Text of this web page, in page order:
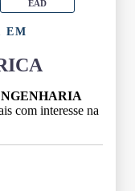
EAD
EM
com interesse na